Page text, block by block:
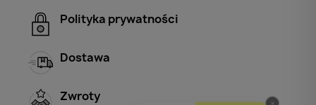
Polityka prywatności
Dostawa
Zwroty